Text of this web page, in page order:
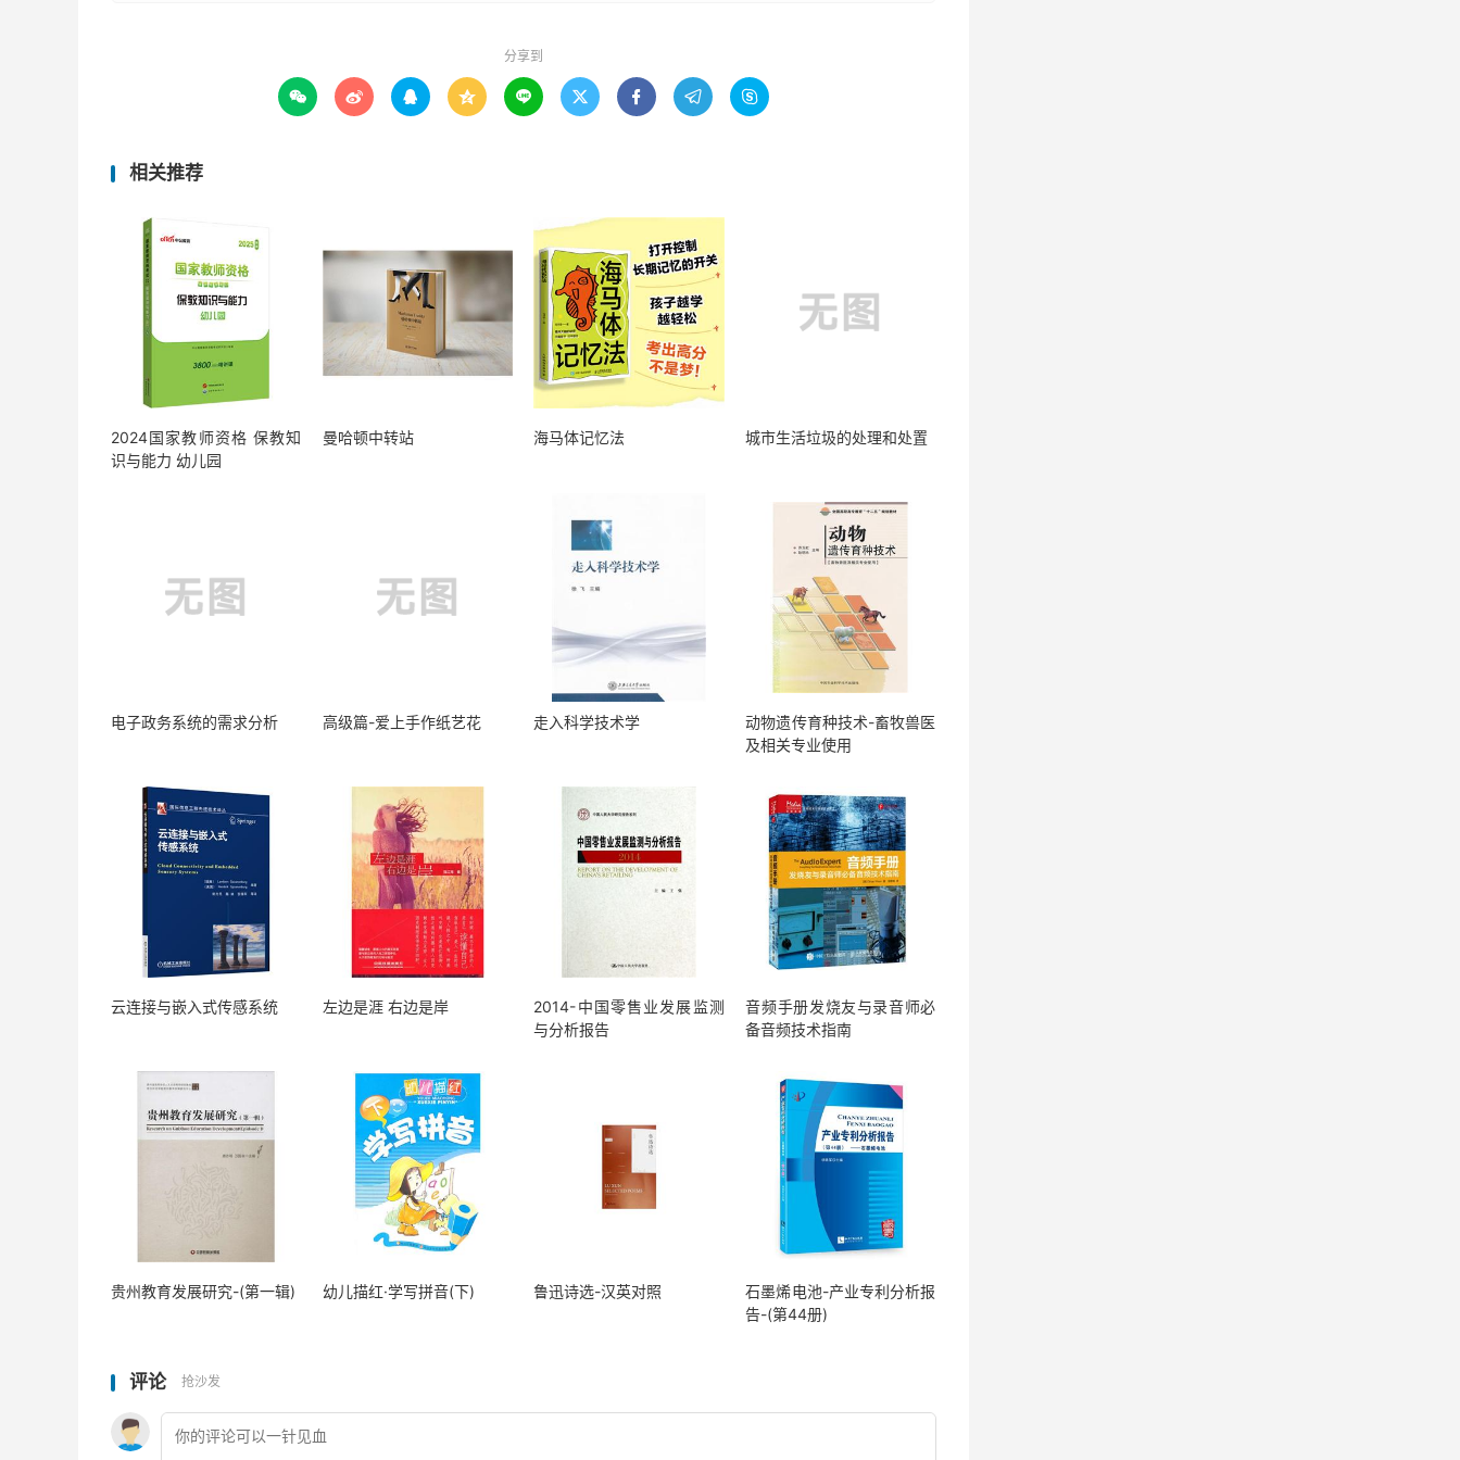
分享到
        
相关推荐
2024国家教师资格 保教知
识与能力 幼儿园
曼哈顿中转站 海马体记忆法 城市生活垃圾的处理和处置
电子政务系统的需求分析 高级篇-爱上手作纸艺花 走入科学技术学
动物遗传育种技术-畜牧兽医
及相关专业使用
云连接与嵌入式传感系统 左边是涯 右边是岸
2014-中国零售业发展监测
与分析报告
音频手册发烧友与录音师必
备音频技术指南
贵州教育发展研究-(第一辑) 幼儿描红·学写拼音(下) 鲁迅诗选-汉英对照
石墨烯电池-产业专利分析报
告-(第44册)
评论 抢沙发